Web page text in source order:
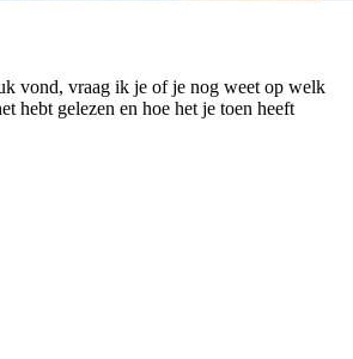
vond, vraag ik je of je nog weet op welk
hebt gelezen en hoe het je toen heeft